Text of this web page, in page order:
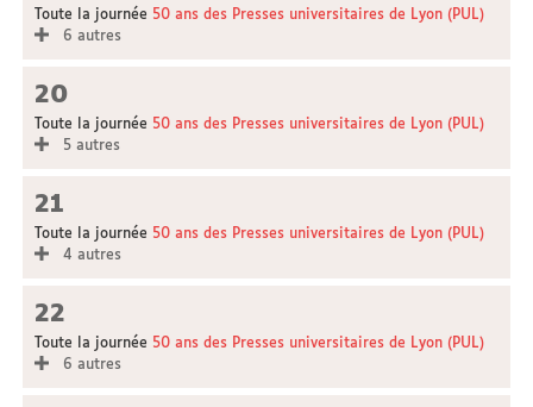
Toute la journée 50 ans des Presses universitaires de Lyon (PUL)
6 autres
20
Toute la journée 50 ans des Presses universitaires de Lyon (PUL)
5 autres
21
Toute la journée 50 ans des Presses universitaires de Lyon (PUL)
4 autres
22
Toute la journée 50 ans des Presses universitaires de Lyon (PUL)
6 autres